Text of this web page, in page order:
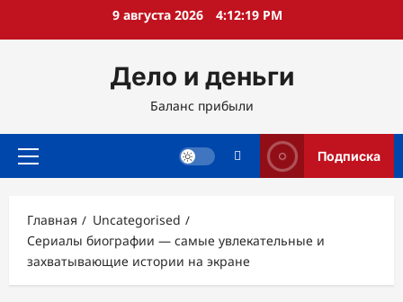
9 августа 2026 4:12:20 PM
Дело и деньги
Баланс прибыли
Основное
Подписка
Главная
Uncategorised
Сериалы биографии — самые увлекательные и
захватывающие истории на экране